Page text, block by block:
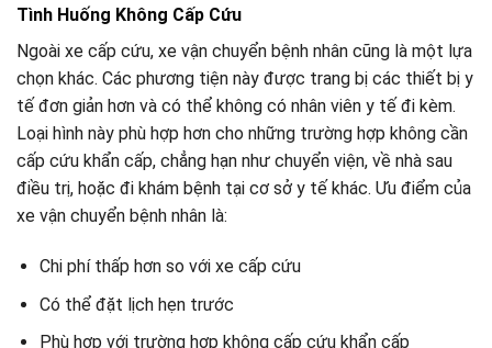
Tình Huống Không Cấp Cứu
Ngoài xe cấp cứu, xe vận chuyển bệnh nhân cũng là một lựa
chọn khác. Các phương tiện này được trang bị các thiết bị y
tế đơn giản hơn và có thể không có nhân viên y tế đi kèm.
Loại hình này phù hợp hơn cho những trường hợp không cần
cấp cứu khẩn cấp, chẳng hạn như chuyển viện, về nhà sau
điều trị, hoặc đi khám bệnh tại cơ sở y tế khác. Ưu điểm của
xe vận chuyển bệnh nhân là:
Chi phí thấp hơn so với xe cấp cứu
Có thể đặt lịch hẹn trước
Phù hợp với trường hợp không cấp cứu khẩn cấp